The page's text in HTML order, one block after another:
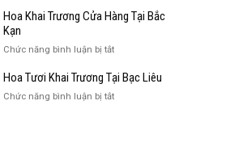
Kạn
Khai
Hàng
Bạc
Liêu
Hoa Khai Trương Cửa Hàng Tại Bắc
Kạn
Chức năng bình luận bị tắtở
Khai
Hoa Tươi Khai Trương Tại Bạc Liêu
Chức năng bình luận bị tắtở